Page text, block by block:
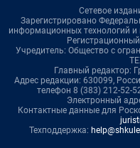
Сетевое
Зарегистрировано
информационных технологий
Учредитель: Общество с
Главный редактор:
Адрес редакции: 630099,
телефон 8 (383) 212-52-
Электронный
Контактные данные для
Техподдержка: